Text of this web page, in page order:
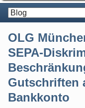
OLG
SEPA-
Gutschriften
Bankkonto